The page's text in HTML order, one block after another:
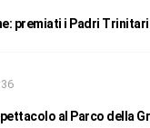
premiati i Padri Trinitari
al Parco della